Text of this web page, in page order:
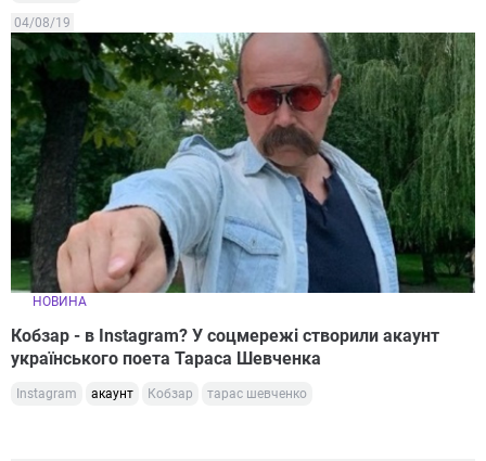
04/08/19
НОВИНА
Кобзар - в Instаgram? У соцмережі створили акаунт
українського поета Тараса Шевченка
Instagram акаунт Кобзар тарас шевченко